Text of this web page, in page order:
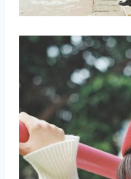
取消